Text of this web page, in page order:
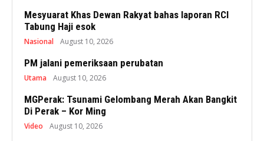
Mesyuarat Khas Dewan Rakyat bahas laporan RCI
Tabung Haji esok
Nasional August 10, 2026
PM jalani pemeriksaan perubatan
Utama August 10, 2026
MGPerak: Tsunami Gelombang Merah Akan Bangkit
Di Perak – Kor Ming
Video August 10, 2026